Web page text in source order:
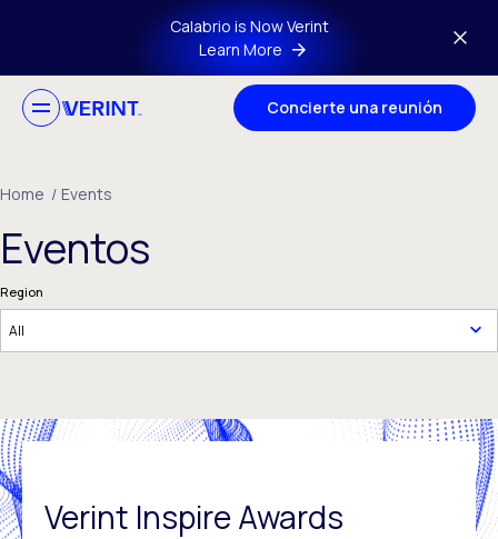
Skip to main contentCalabrio is Now Verint
Learn More
Concierte una reunión
Home / Events
Eventos
Region
Verint Inspire Awards